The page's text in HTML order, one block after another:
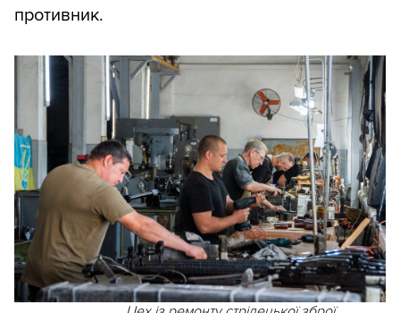
противник.